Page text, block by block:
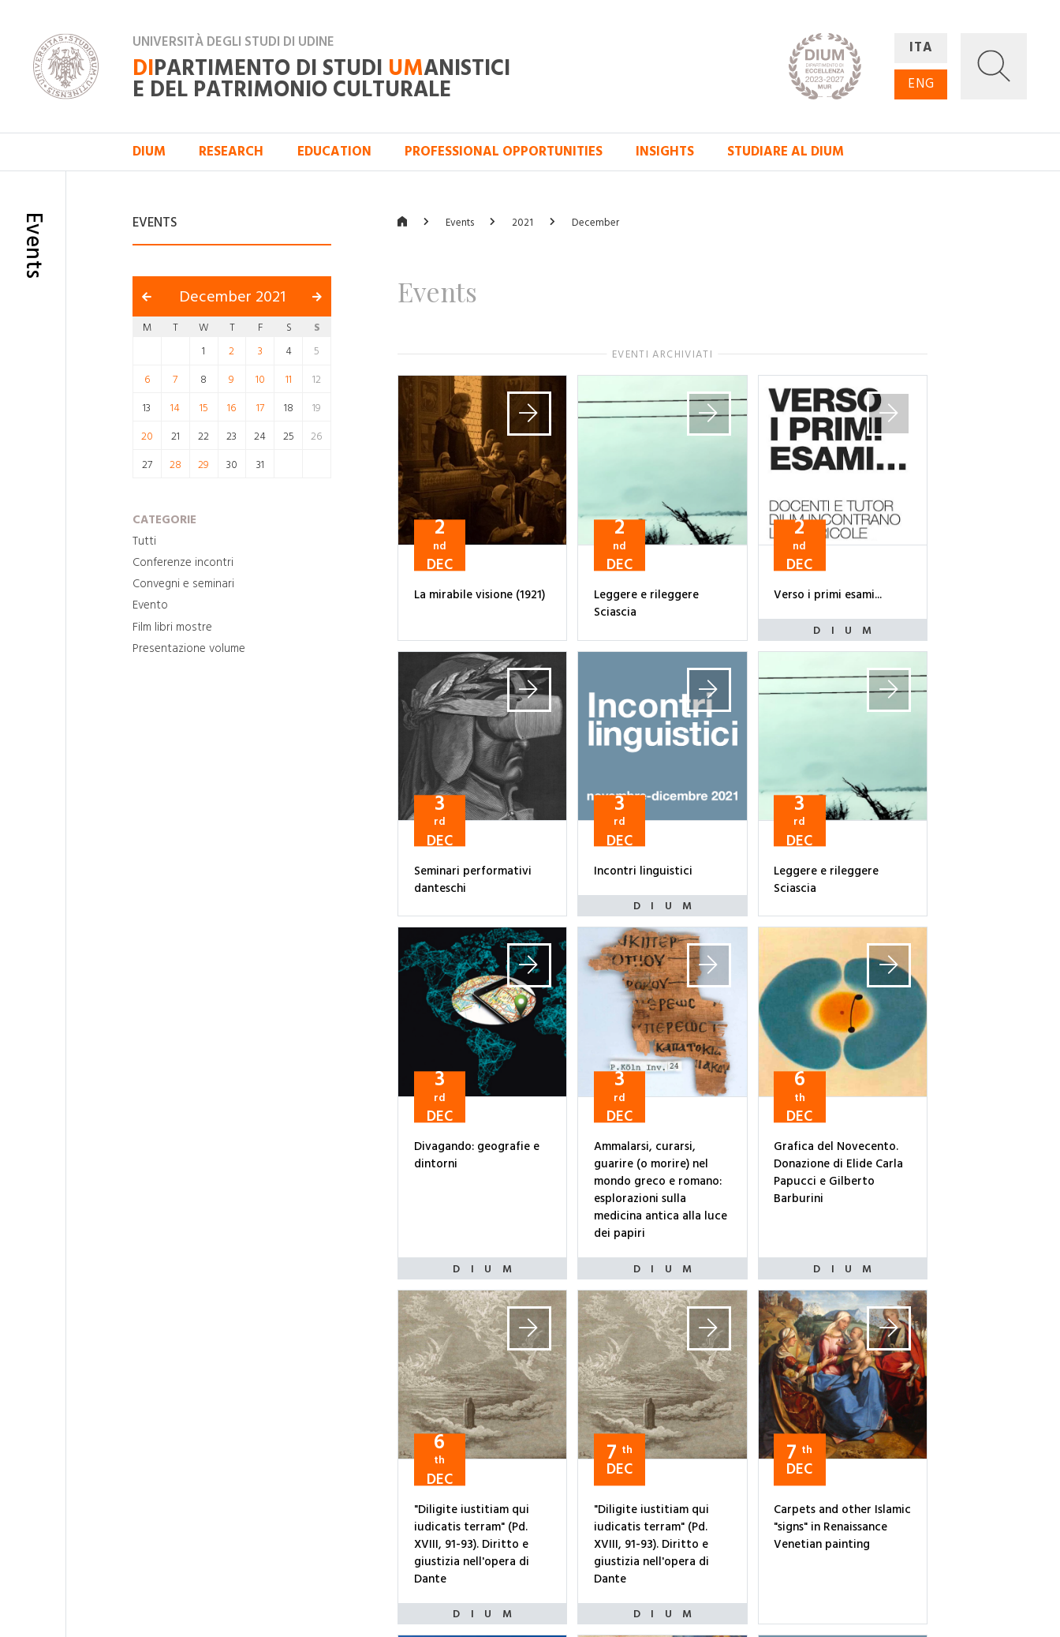
UNIVERSITÀ DEGLI STUDI DI UDINE
DIPARTIMENTO DI STUDI UMANISTICI
E DEL PATRIMONIO CULTURALE
ITA
ENG
DIUM RESEARCH EDUCATION PROFESSIONAL OPPORTUNITIES INSIGHTS STUDIARE AL DIUM
Events EVENTS
December 2021
M T W T F S
S
1
2 3 4
5
6
7 8 9 10 11
12
13
14 15 16 17 18
19
20
21 22 23 24 25
26
27
28 29 30 31
CATEGORIE
Tutti
Conferenze incontri
Convegni e seminari
Evento
Film libri mostre
Presentazione volume
Events 2021 December
Events
EVENTI ARCHIVIATI
2
nd
DEC
La mirabile visione (1921)
2
nd
DEC
Leggere e rileggere
Sciascia
2
nd
DEC
Verso i primi esami...
3
rd
DEC
Seminari performativi
danteschi
3
rd
DEC
Incontri linguistici
3
rd
DEC
Leggere e rileggere
Sciascia
3
rd
DEC
Divagando: geografie e
dintorni
3
rd
DEC
Ammalarsi, curarsi,
guarire (o morire) nel
mondo greco e romano:
esplorazioni sulla
medicina antica alla luce
dei papiri
6
th
DEC
Grafica del Novecento.
Donazione di Elide Carla
Papucci e Gilberto
Barburini
6
th
DEC
"Diligite iustitiam qui
iudicatis terram" (Pd.
XVIII, 91-93). Diritto e
giustizia nell'opera di
Dante
7 th
DEC
"Diligite iustitiam qui
iudicatis terram" (Pd.
XVIII, 91-93). Diritto e
giustizia nell'opera di
Dante
7 th
DEC
Carpets and other Islamic
"signs" in Renaissance
Venetian painting